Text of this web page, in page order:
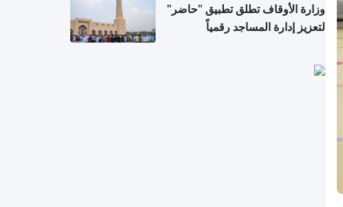
وزارة الأوقاف تطلق تطبيق "حاضر"
لتعزيز إدارة المساجد رقمياً